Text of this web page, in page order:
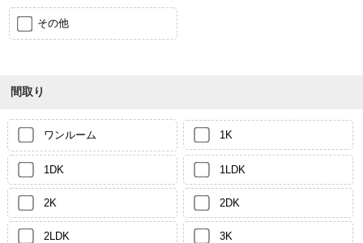
その他
間取り
ワンルーム 1K
1DK 1LDK
2K 2DK
2LDK 3K